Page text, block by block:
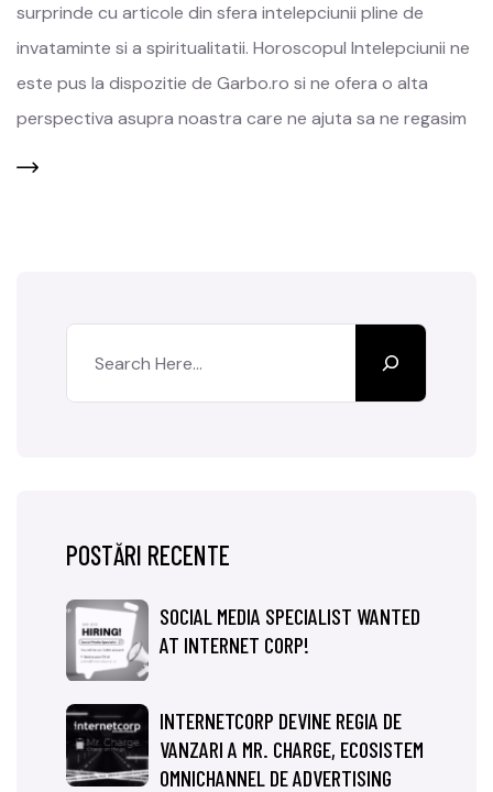
surprinde cu articole din sfera intelepciunii pline de
invataminte si a spiritualitatii. Horoscopul Intelepciunii ne
este pus la dispozitie de Garbo.ro si ne ofera o alta
perspectiva asupra noastra care ne ajuta sa ne regasim
POSTĂRI RECENTE
SOCIAL MEDIA SPECIALIST WANTED
AT INTERNET CORP!
INTERNETCORP DEVINE REGIA DE
VANZARI A MR. CHARGE, ECOSISTEM
OMNICHANNEL DE ADVERTISING